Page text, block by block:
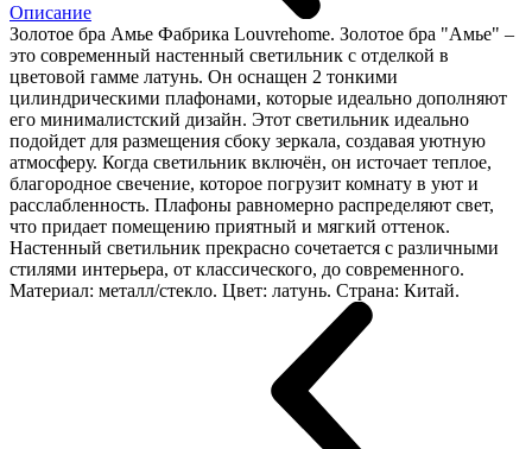
Описание
Золотое бра Амье Фабрика Louvrehome. Золотое бра "Амье" –
это современный настенный светильник с отделкой в
цветовой гамме латунь. Он оснащен 2 тонкими
цилиндрическими плафонами, которые идеально дополняют
его минималистский дизайн. Этот светильник идеально
подойдет для размещения сбоку зеркала, создавая уютную
атмосферу. Когда светильник включён, он источает теплое,
благородное свечение, которое погрузит комнату в уют и
расслабленность. Плафоны равномерно распределяют свет,
что придает помещению приятный и мягкий оттенок.
Настенный светильник прекрасно сочетается с различными
стилями интерьера, от классического, до современного.
Материал: металл/стекло. Цвет: латунь. Страна: Китай.